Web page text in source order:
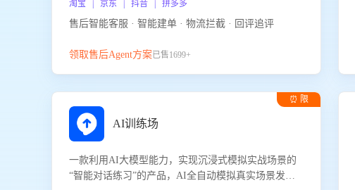
淘宝 | 京东 | 抖音 | 拼多多
售后智能客服 · 智能建单 · 物流拦截 · 回评追评
领取售后Agent方案已售1699+
⏰ 限
AI训练场
一款利用AI大模型能力，实现沉浸式模拟实战场景的
“智能对话练习”的产品，AI全自动模拟真实场景发生